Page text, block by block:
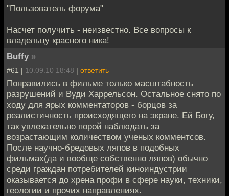
"Пользователь форума"
Насчет получить - неизвестно. Все вопросы к
владельцу красного ника!
Buffy »
#61 | 10.09.10 18:48 | ответить
Понравились в фильме только масштабность
разрушений и Вуди Харрельсон. Остальное снято по
ходу для ярых комментаторов - борцов за
реалистичность происходящего на экране. Ей Богу,
так увлекательно порой наблюдать за
возрастающим количеством ученых комментсов.
После научно-бредовых ляпов в подобных
фильмах(да и вообще собственно ляпов) обычно
среди граждан потребителей киноиндустрии
оказывается до хрена профи в сфере науки, техники,
геологии и прочих направлениях.